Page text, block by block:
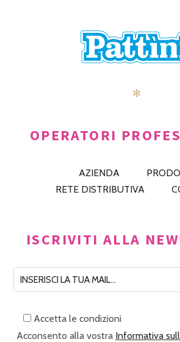
✻
OPERATORI
AZIENDA
RETE DISTRIBUTIVA
ISCRIVITI ALLA
Accetta le condizioni
Acconsento alla vostra Informativa